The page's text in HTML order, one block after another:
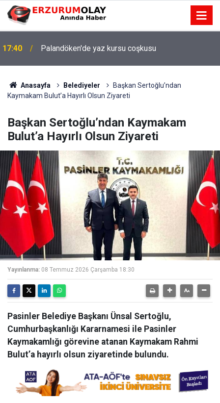
17:40 Palandöken'de yaz kursu coşkusu
Anasayfa Belediyeler
Başkan Sertoğlu’ndan
Kaymakam Bulut’a Hayırlı Olsun Ziyareti
Başkan Sertoğlu’ndan Kaymakam
Bulut’a Hayırlı Olsun Ziyareti
Yayınlanma: 08 Temmuz 2026 Çarşamba 18:30
Pasinler Belediye Başkanı Ünsal Sertoğlu,
Cumhurbaşkanlığı Kararnamesi ile Pasinler
Kaymakamlığı görevine atanan Kaymakam Rahmi
Bulut’a hayırlı olsun ziyaretinde bulundu.